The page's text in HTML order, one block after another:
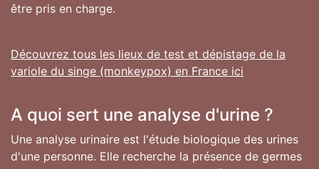
être pris en charge.
Découvrez tous les lieux de test et dépistage de la
variole du singe (monkeypox) en France ici
A quoi sert une analyse d'urine ?
Une analyse urinaire est l'étude biologique des urines
d'une personne. Elle recherche la présence de germes